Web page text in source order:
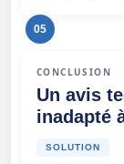
05
CONCLUSION
Un avis
inadapté
SOLUTION